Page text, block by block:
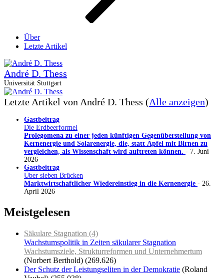
Über
Letzte Artikel
André D. Thess
Universität Stuttgart
Letzte Artikel von André D. Thess (Alle anzeigen)
Gastbeitrag
Die Erdbeerformel
Prolegomena zu einer jeden künftigen Gegenüberstellung von
Kernenergie und Solarenergie, die, statt Äpfel mit Birnen zu
vergleichen, als Wissenschaft wird auftreten können. - 7. Juni
2026
Gastbeitrag
Über sieben Brücken
Marktwirtschaftlicher Wiedereinstieg in die Kernenergie - 26.
April 2026
Meistgelesen
Säkulare Stagnation (4)
Wachstumspolitik in Zeiten säkularer Stagnation
Wachstumsziele, Strukturreformen und Unternehmertum
(Norbert Berthold) (269.626)
Der Schutz der Leistungseliten in der Demokratie (Roland